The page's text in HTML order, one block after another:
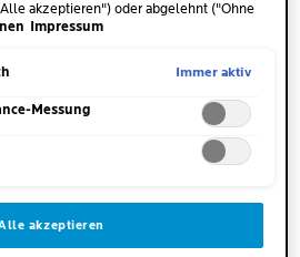
akzeptieren") oder abgelehnt ("Ohne
Individuelle Anpassungen der
jederzeit unter dem Link "Cookie-
Impressum
Immer aktiv
Messung
akzeptieren